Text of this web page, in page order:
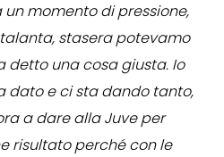
momento di pressione,
stasera potevamo
detto una cosa giusta. Io
dato e ci sta dando tanto,
a dare alla Juve per
risultato perché con le